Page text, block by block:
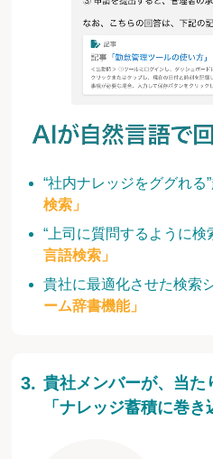
“社内ナレッジをググれる
検索」
“上司に質問するように検
言語検索」
貴社に最適化させた検索
ーム辞書機能」
貴社メンバーが、当た
「ナレッジ蓄積に巻き